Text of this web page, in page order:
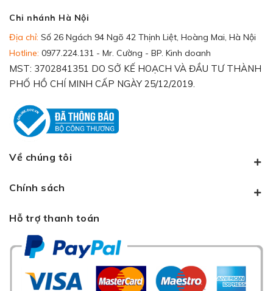
Chi nhánh Hà Nội
Địa chỉ: Số 26 Ngách 94 Ngõ 42 Thịnh Liệt, Hoàng Mai, Hà Nội
Hotline: 0977.224.131 - Mr. Cường - BP. Kinh doanh
MST: 3702841351 DO SỞ KẾ HOẠCH VÀ ĐẦU TƯ THÀNH
PHỐ HỒ CHÍ MINH CẤP NGÀY 25/12/2019.
Về chúng tôi
Chính sách
Hỗ trợ thanh toán